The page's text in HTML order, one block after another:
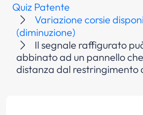
Quiz Patente
Variazione corsie
(diminuzione)
Il segnale raffigurato
abbinato ad un pannello
distanza dal restringimento